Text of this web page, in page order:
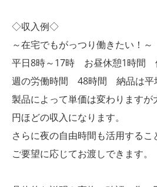
◇収入例◇
～在宅でもがっつり働きたい！～
平日8時～17時 お昼休憩1時間
週の労働時間 48時間 納品は平
製品によって単価は変わります
円ほどの収入になります。
さらに夜の自由時間も活用する
ご要望に応じてお渡しできます。